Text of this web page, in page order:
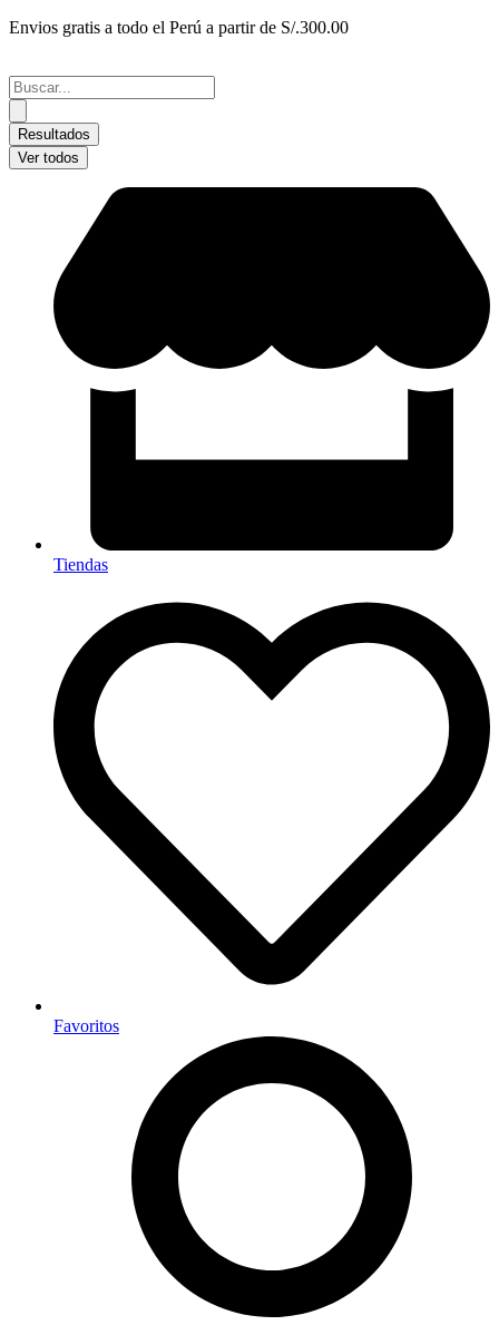
Ir
Envios gratis a todo el Perú a partir de S/.300.00
Search
...
Resultados
Ver todos
Tiendas
Favoritos